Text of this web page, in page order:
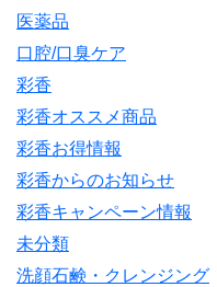
医薬品
口腔/口臭ケア
彩香
彩香オススメ商品
彩香お得情報
彩香からのお知らせ
彩香キャンペーン情報
未分類
洗顔石鹸・クレンジング